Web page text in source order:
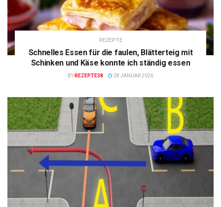
REZEPTE
Schnelles Essen für die faulen, Blätterteig mit
Schinken und Käse konnte ich ständig essen
BY REZEPTE38 28 JANUAR 2026